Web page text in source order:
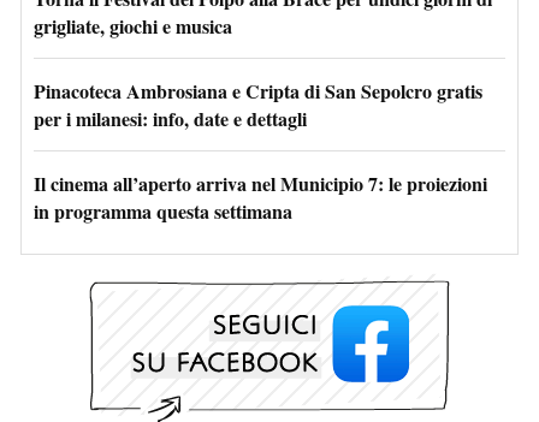
grigliate, giochi e musica
Pinacoteca Ambrosiana e Cripta di San Sepolcro gratis
per i milanesi: info, date e dettagli
Il cinema all’aperto arriva nel Municipio 7: le proiezioni
in programma questa settimana